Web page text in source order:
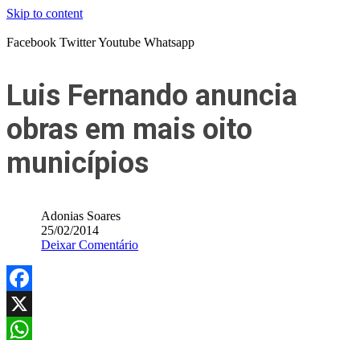
Skip to content
Facebook TwitterYoutube Whatsapp
Luis Fernando anuncia
obras em mais oito
municípios
Adonias Soares
25/02/2014
Deixar Comentário
Facebook
X